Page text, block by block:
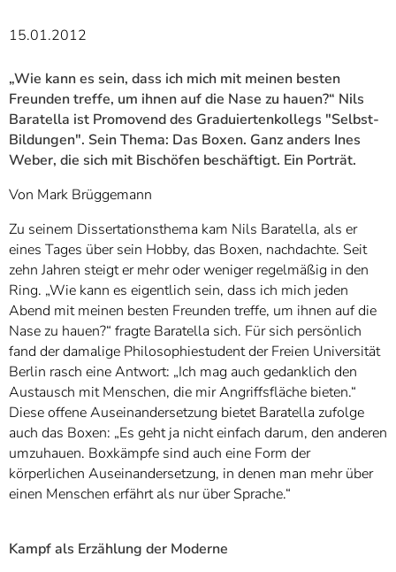
15.01.2012
„Wie kann es sein, dass ich mich mit meinen besten
Freunden treffe, um ihnen auf die Nase zu hauen?“ Nils
Baratella ist Promovend des Graduiertenkollegs "Selbst-
Bildungen". Sein Thema: Das Boxen. Ganz anders Ines
Weber, die sich mit Bischöfen beschäftigt. Ein Porträt.
Von Mark Brüggemann
Zu seinem Dissertationsthema kam Nils Baratella, als er
eines Tages über sein Hobby, das Boxen, nachdachte. Seit
zehn Jahren steigt er mehr oder weniger regelmäßig in den
Ring. „Wie kann es eigentlich sein, dass ich mich jeden
Abend mit meinen besten Freunden treffe, um ihnen auf die
Nase zu hauen?“ fragte Baratella sich. Für sich persönlich
fand der damalige Philosophiestudent der Freien Universität
Berlin rasch eine Antwort: „Ich mag auch gedanklich den
Austausch mit Menschen, die mir Angriffsfläche bieten.“
Diese offene Auseinandersetzung bietet Baratella zufolge
auch das Boxen: „Es geht ja nicht einfach darum, den anderen
umzuhauen. Boxkämpfe sind auch eine Form der
körperlichen Auseinandersetzung, in denen man mehr über
einen Menschen erfährt als nur über Sprache.“
Kampf als Erzählung der Moderne